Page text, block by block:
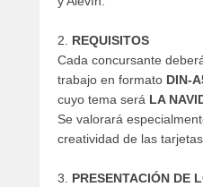
2. REQUISITOS
Cada concursante
trabajo en formato DIN-
cuyo tema será LA
Se valorará
creatividad de las
3. PRESENTACIÓN DE